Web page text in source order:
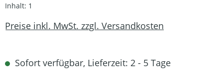
Inhalt: 1
Preise inkl. MwSt. zzgl. Versandkosten
Sofort verfügbar, Lieferzeit: 2 - 5 Tage